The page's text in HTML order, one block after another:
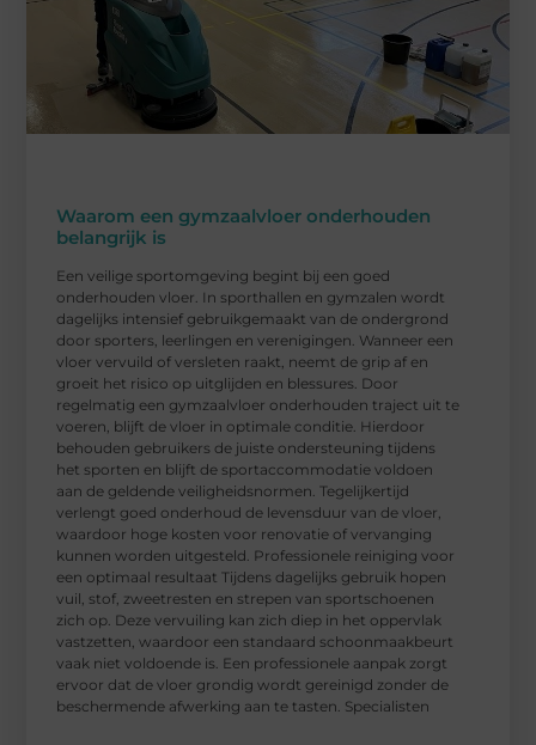
Waarom een gymzaalvloer onderhouden
belangrijk is
Een veilige sportomgeving begint bij een goed
onderhouden vloer. In sporthallen en gymzalen wordt
dagelijks intensief gebruikgemaakt van de ondergrond
door sporters, leerlingen en verenigingen. Wanneer een
vloer vervuild of versleten raakt, neemt de grip af en
groeit het risico op uitglijden en blessures. Door
regelmatig een gymzaalvloer onderhouden traject uit te
voeren, blijft de vloer in optimale conditie. Hierdoor
behouden gebruikers de juiste ondersteuning tijdens
het sporten en blijft de sportaccommodatie voldoen
aan de geldende veiligheidsnormen. Tegelijkertijd
verlengt goed onderhoud de levensduur van de vloer,
waardoor hoge kosten voor renovatie of vervanging
kunnen worden uitgesteld. Professionele reiniging voor
een optimaal resultaat Tijdens dagelijks gebruik hopen
vuil, stof, zweetresten en strepen van sportschoenen
zich op. Deze vervuiling kan zich diep in het oppervlak
vastzetten, waardoor een standaard schoonmaakbeurt
vaak niet voldoende is. Een professionele aanpak zorgt
ervoor dat de vloer grondig wordt gereinigd zonder de
beschermende afwerking aan te tasten. Specialisten